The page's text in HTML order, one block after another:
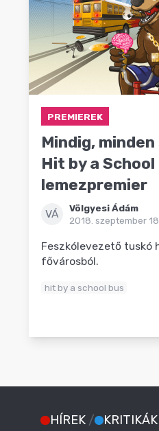
PREMIEREK
Mindig,
Hit by a School
lemezpremier
VÁ
Völgyesi Ádám
2018. szeptember
Feszkólevezető tuskó
fővárosból.
hit by a school bus
HÍREK / KRITIKÁK